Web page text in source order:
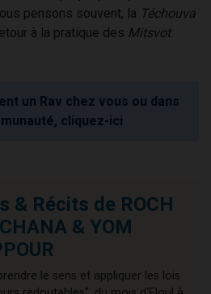
pensons souvent, la Téchouva
à la pratique des Mitsvot
un Rav chez vous ou dans
cliquez-ici
& Récits de ROCH
& YOM
le sens et appliquer les lois